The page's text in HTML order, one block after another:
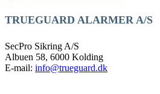
TRUEGUARD ALARMER A/S
SecPro Sikring A/S
Albuen 58, 6000 Kolding
E-mail: info@trueguard.dk